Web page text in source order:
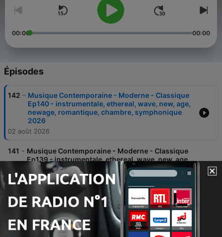
00:00 00:00
Épisodes
142 - Musique Contemporaine - Moderne - Classique
Ep140 - instrumentale, ethereal, wave, new, age,
newage, romantique, chambre, symphonique
2026
02 août 2026
141 - Musique Contemporaine - Moderne - Classique
Ep139 - instrumentale, ethereal, wave, new, age,
newage, romantique, chambre, symphonique
2026
26 juil. 2026
140 -
Musique Contemporaine - Moderne - Classique
Ep138 - instrumentale, ethereal, wave, new, age,
newage, romantique, chambre, symphonique
2026